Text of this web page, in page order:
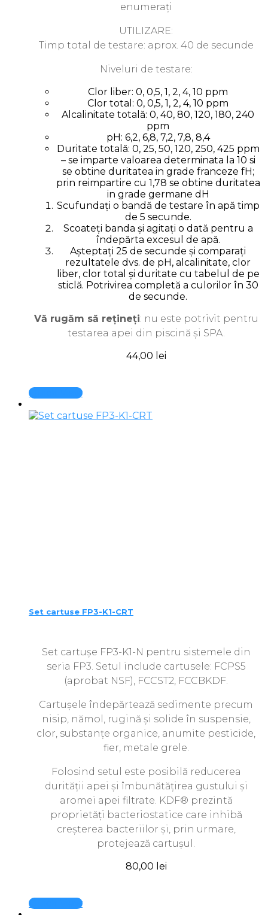
enumerați
UTILIZARE:
Timp total de testare: aprox. 40 de secunde
Niveluri de testare:
Clor liber: 0, 0,5, 1, 2, 4, 10 ppm
Clor total: 0, 0,5, 1, 2, 4, 10 ppm
Alcalinitate totală: 0, 40, 80, 120, 180, 240
ppm
pH: 6,2, 6,8, 7,2, 7,8, 8,4
Duritate totală: 0, 25, 50, 120, 250, 425 ppm
– se imparte valoarea determinata la 10 si
se obtine duritatea in grade franceze fH;
prin reimpartire cu 1,78 se obtine duritatea
in grade germane dH
Scufundați o bandă de testare în apă timp
de 5 secunde.
Scoateți banda și agitați o dată pentru a
îndepărta excesul de apă.
Așteptați 25 de secunde și comparați
rezultatele dvs. de pH, alcalinitate, clor
liber, clor total și duritate cu tabelul de pe
sticlă. Potrivirea completă a culorilor în 30
de secunde.
Vă rugăm să rețineți: nu este potrivit pentru
testarea apei din piscină și SPA.
44,00 lei
Quick View
Set cartuse FP3-K1-CRT
Set cartușe FP3-K1-N pentru sistemele din
seria FP3. Setul include cartusele: FCPS5
(aprobat NSF), FCCST2, FCCBKDF.
Cartușele îndepărtează sedimente precum
nisip, nămol, rugină și solide în suspensie,
clor, substanțe organice, anumite pesticide,
fier, metale grele.
Folosind setul este posibilă reducerea
durității apei și îmbunătățirea gustului și
aromei apei filtrate. KDF® prezintă
proprietăți bacteriostatice care inhibă
creșterea bacteriilor și, prin urmare,
protejează cartușul.
80,00 lei
Quick View